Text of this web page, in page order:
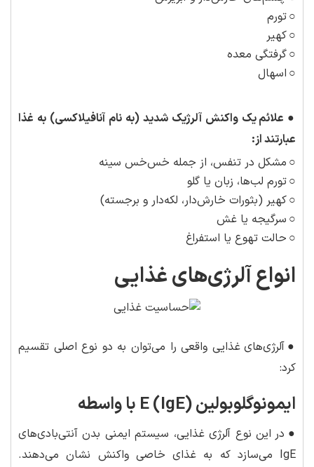
○تورم
○کهیر
○گرفتگی معده
○ اسهال
● علائم یک واکنش آلرژیک شدید (به نام آنافیلاکسی) به غذا
عبارتند از:
○ مشکل در تنفس، از جمله خس‌خس سینه
○تورم لب‌ها، زبان یا گلو
○کهیر (بثورات خارش‌دار، لکه‌دار و برجسته)
○ سرگیجه یا غش
○ حالت تهوع یا استفراغ
انواع آلرژی‌های غذایی
●آلرژی‌های غذایی واقعی را می‌توان به دو نوع اصلی تقسیم
کرد:
ایمونوگلوبولین E (IgE) با واسطه
● در این نوع آلرژی غذایی، سیستم ایمنی بدن آنتی‌بادی‌های
IgE می‌سازد که به غذای خاصی واکنش نشان می‌دهند.